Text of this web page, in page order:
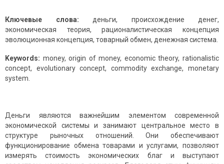
Ключевые слова: деньги, происхождение денег,
экономическая теория, рационалистическая концепция
эволюционная концепция, товарный обмен, денежная система.
Keywords: money, origin of money, economic theory, rationalistic
concept, evolutionary concept, commodity exchange, monetary
system.
Деньги являются важнейшим элементом современной
экономической системы и занимают центральное место в
структуре рыночных отношений. Они обеспечивают
функционирование обмена товарами и услугами, позволяют
измерять стоимость экономических благ и выступают